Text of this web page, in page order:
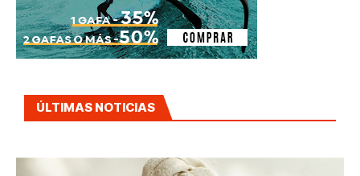
ÚLTIMAS NOTICIAS